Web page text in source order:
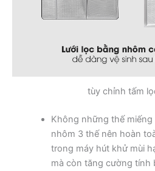
tùy chỉnh tấm
Không những thế
nhôm 3 thế nên hoàn
trong máy hút khử mùi
mà còn tăng cường tính